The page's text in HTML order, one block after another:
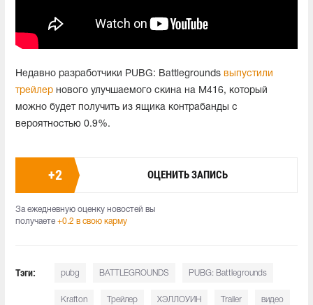
Недавно разработчики PUBG: Battlegrounds выпустили
трейлер нового улучшаемого скина на M416, который
можно будет получить из ящика контрабанды с
вероятностью 0.9%.
+2 ОЦЕНИТЬ ЗАПИСЬ
За ежедневную оценку новостей вы
получаете +0.2 в свою карму
Тэги: pubg BATTLEGROUNDS PUBG: Battlegrounds
Krafton Трейлер ХЭЛЛОУИН Trailer видео